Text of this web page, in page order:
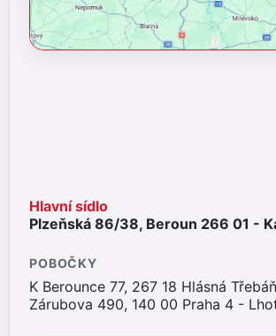
Hlavní sídlo
Plzeňská 86/38, Beroun 266 01 -
POBOČKY
K Berounce 77, 267 18 Hlásná Třebáň
Zárubova 490, 140 00 Praha 4 -